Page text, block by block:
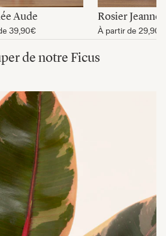
Aude
39,90€
Rosier Jeanne
À partir de 29,90€
de notre Ficus